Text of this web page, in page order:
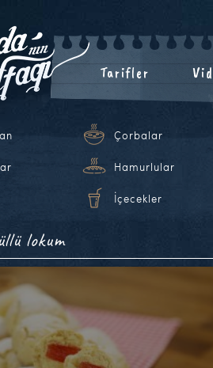
Tarifler
Çorbalar
Hamurlular
İçecekler
lokum